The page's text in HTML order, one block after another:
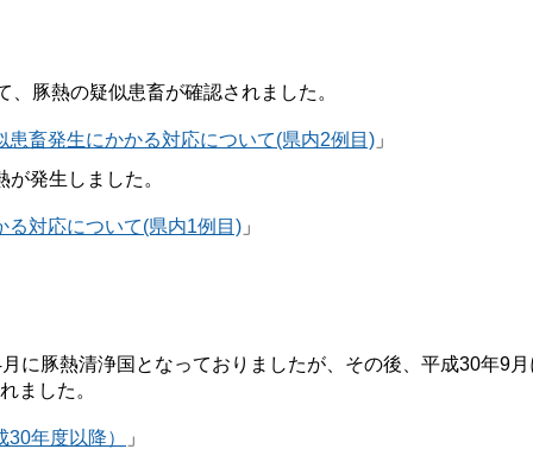
豚熱の疑似患畜が確認されました。
畜発生にかかる対応について(県内2例目) 」
発生しました。
る対応について(県内1例目) 」
に豚熱清浄国となっておりましたが、その後、平成30年9
ました。
年度以降） 」